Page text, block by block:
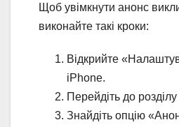
Щоб увімкнути анонс
виконайте такі кроки:
Відкрийте
iPhone.
Перейдіть до
Знайдіть опцію